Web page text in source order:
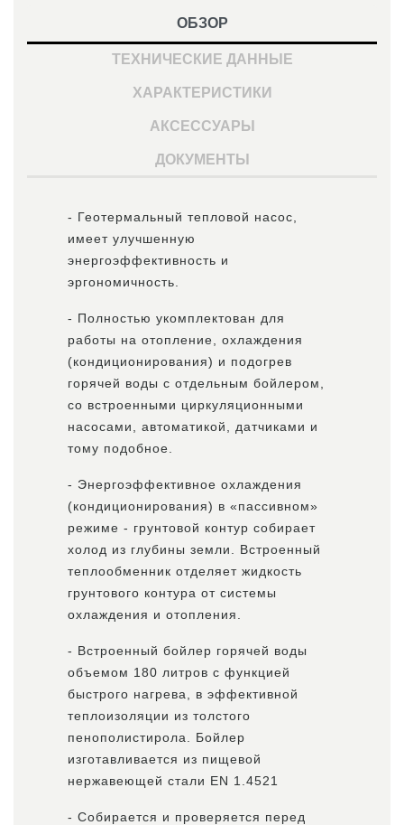
ОБЗОР
ТЕХНИЧЕСКИЕ ДАННЫЕ
ХАРАКТЕРИСТИКИ
АКСЕССУАРЫ
ДОКУМЕНТЫ
- Геотермальный тепловой насос,
имеет улучшенную
энергоэффективность и
эргономичность.
- Полностью укомплектован для
работы на отопление, охлаждения
(кондиционирования) и подогрев
горячей воды с отдельным бойлером,
со встроенными циркуляционными
насосами, автоматикой, датчиками и
тому подобное.
- Энергоэффективное охлаждения
(кондиционирования) в «пассивном»
режиме - грунтовой контур собирает
холод из глубины земли. Встроенный
теплообменник отделяет жидкость
грунтового контура от системы
охлаждения и отопления.
- Встроенный бойлер горячей воды
объемом 180 литров с функцией
быстрого нагрева, в эффективной
теплоизоляции из толстого
пенополистирола. Бойлер
изготавливается из пищевой
нержавеющей стали EN 1.4521
- Собирается и проверяется перед